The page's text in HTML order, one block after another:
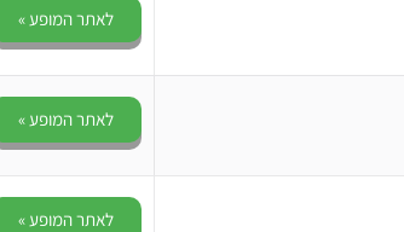
לאתר המופע »
לאתר המופע »
לאתר המופע »